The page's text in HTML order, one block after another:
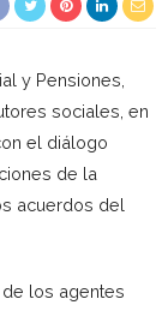
y Pensiones,
sociales, en
el diálogo
de la
acuerdos del
los agentes